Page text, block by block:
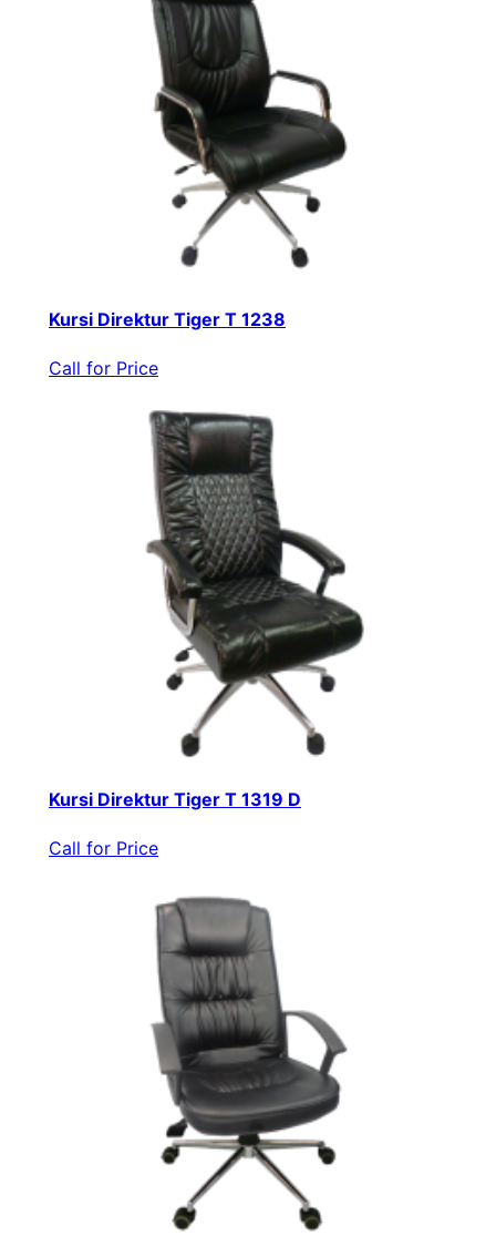
Kursi Direktur Tiger T 1238
Call for Price
Kursi Direktur Tiger T 1319 D
Call for Price